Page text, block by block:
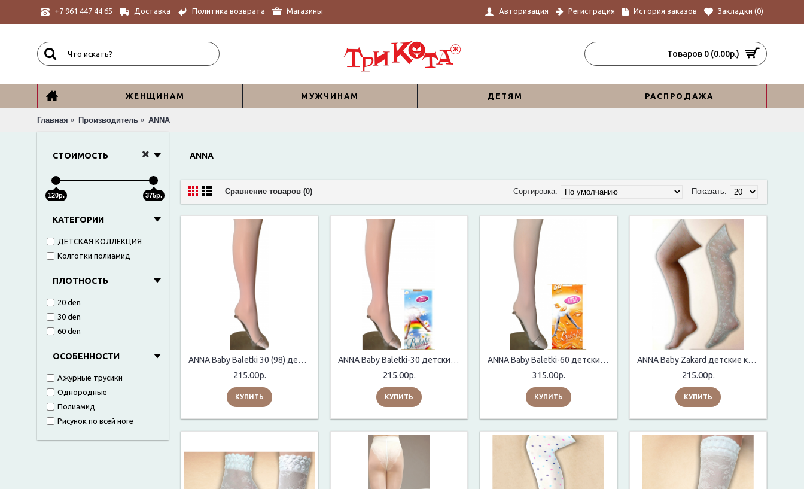
+7 961 447 44 65 Доставка Политика возврата Магазины Авторизация Регистрация История заказов Закладки (0)
Товаров 0 (0.00р.)
ЖЕНЩИНАМ МУЖЧИНАМ ДЕТЯМ РАСПРОДАЖА
Главная Производитель ANNA
СТОИМОСТЬ
120р. 375р.
КАТЕГОРИИ
ДЕТСКАЯ КОЛЛЕКЦИЯ
Колготки полиамид
ПЛОТНОСТЬ
20 den
30 den
60 den
ОСОБЕННОСТИ
Ажурные трусики
Однородные
Полиамид
Рисунок по всей ноге
ANNA
Сравнение товаров (0) Показать:
Сортировка:
ANNA Baby Baletki 30 (98) детские колготки
215.00р.
КУПИТЬ
ANNA Baby Baletki-30 детские колготки
215.00р.
КУПИТЬ
ANNA Baby Baletki-60 детские колготки
315.00р.
КУПИТЬ
ANNA Baby Zakard детские колготки
215.00р.
КУПИТЬ